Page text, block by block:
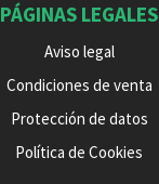
PÁGINAS LEGALES
Aviso legal
Condiciones de venta
Protección de datos
Política de Cookies